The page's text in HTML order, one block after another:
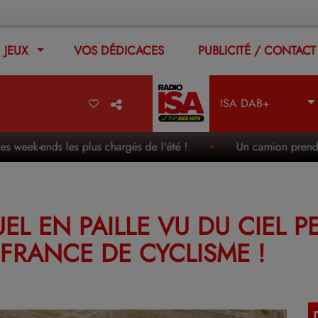
JEUX VOS DÉDICACES PUBLICITÉ / CONTACT
ISA DAB+
ends les plus chargés de l'été ! Un camion prend feu
EN PAILLE VU DU CIEL
DE CYCLISME !